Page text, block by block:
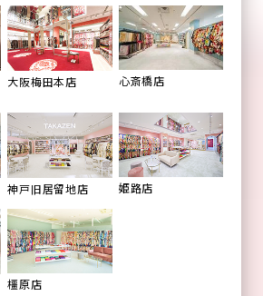
大阪梅田本店 心斎橋店
神戸旧居留地店 姫路店
橿原店